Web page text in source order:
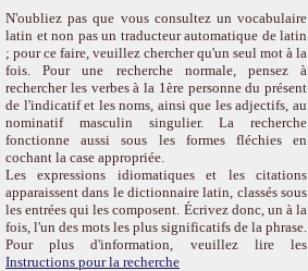
N'oubliez pas que vous consultez un vocabulaire
latin et non pas un traducteur automatique de latin
; pour ce faire, veuillez chercher qu'un seul mot à la
fois. Pour une recherche normale, pensez à
rechercher les verbes à la 1ère personne du présent
de l'indicatif et les noms, ainsi que les adjectifs, au
nominatif masculin singulier. La recherche
fonctionne aussi sous les formes fléchies en
cochant la case appropriée.
Les expressions idiomatiques et les citations
apparaissent dans le dictionnaire latin, classés sous
les entrées qui les composent. Écrivez donc, un à la
fois, l'un des mots les plus significatifs de la phrase.
Pour plus d'information, veuillez lire les
Instructions pour la recherche